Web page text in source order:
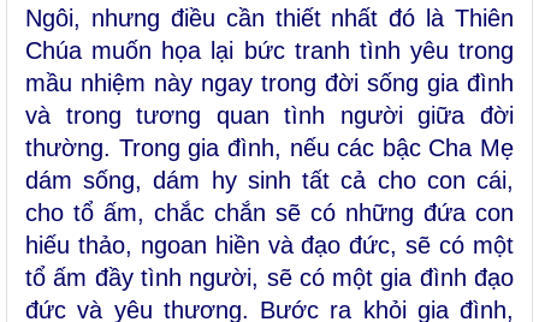
Ngôi, nhưng điều cần thiết nhất đó là Thiên
Chúa muốn họa lại bức tranh tình yêu trong
mầu nhiệm này ngay trong đời sống gia đình
và trong tương quan tình người giữa đời
thường. Trong gia đình, nếu các bậc Cha Mẹ
dám sống, dám hy sinh tất cả cho con cái,
cho tổ ấm, chắc chắn sẽ có những đứa con
hiếu thảo, ngoan hiền và đạo đức, sẽ có một
tổ ấm đầy tình người, sẽ có một gia đình đạo
đức và yêu thương. Bước ra khỏi gia đình,